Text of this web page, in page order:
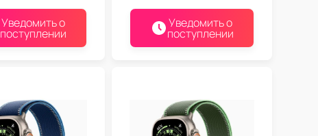
Уведомить о
поступлении
Уведомить о
поступлении